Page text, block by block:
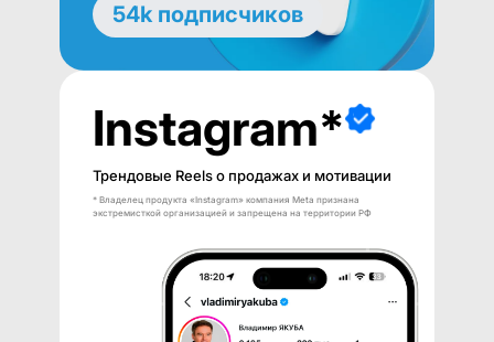
54k подписчиков
Instagram*
Трендовые Reels о продажах и мотивации
* Владелец продукта «Instagram» компания Meta признана
экстремисткой организацией и запрещена на территории РФ